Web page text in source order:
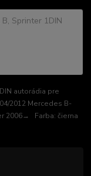
autorádia pre
2012 Mercedes B-
2006→ Farba: čierna